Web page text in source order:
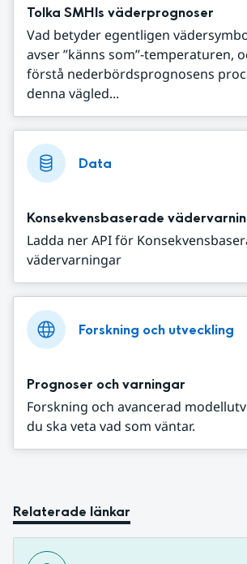
Tolka SMHIs väderprognoser
Vad betyder egentligen
avser ”känns som”-temperaturen,
förstå nederbördsprognosens
denna vägled...
Data
Konsekvensbaserade
Ladda ner API för
vädervarningar
Forskning och utveckling
Prognoser och varningar
Forskning och avancerad
du ska veta vad som väntar.
Relaterade länkar